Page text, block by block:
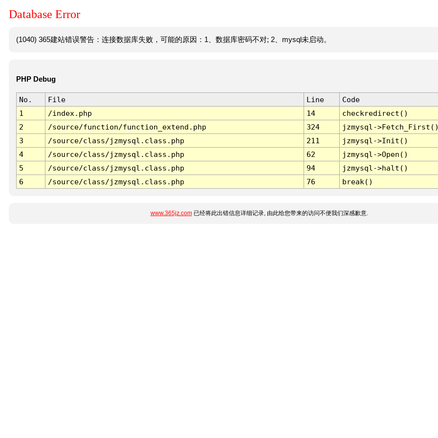
Database Error
(1040) 365建站错误警告：连接数据库失败，可能的原因：1、数据库密码不对; 2、mysql未启动。
PHP Debug
No. File Line
Code
1
/index.php 14
checkredirect()
2
/source/function/function_extend.php 324
jzmysql-
3
/source/class/jzmysql.class.php 211
jzmysql->Init()
4
/source/class/jzmysql.class.php 62
jzmysql->Open()
5
/source/class/jzmysql.class.php 94
jzmysql->halt()
6
/source/class/jzmysql.class.php 76 break()
www.365jz.com已经将此出错信息详细记录, 由此给您带来的访问不便我们深感歉意.